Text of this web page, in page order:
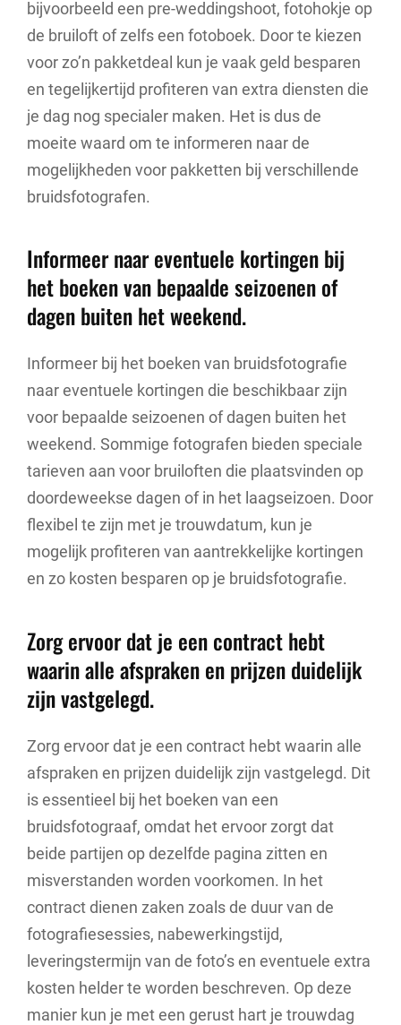
bijvoorbeeld een pre-weddingshoot, fotohokje op
de bruiloft of zelfs een fotoboek. Door te kiezen
voor zo’n pakketdeal kun je vaak geld besparen
en tegelijkertijd profiteren van extra diensten die
je dag nog specialer maken. Het is dus de
moeite waard om te informeren naar de
mogelijkheden voor pakketten bij verschillende
bruidsfotografen.
Informeer naar eventuele kortingen bij
het boeken van bepaalde seizoenen of
dagen buiten het weekend.
Informeer bij het boeken van bruidsfotografie
naar eventuele kortingen die beschikbaar zijn
voor bepaalde seizoenen of dagen buiten het
weekend. Sommige fotografen bieden speciale
tarieven aan voor bruiloften die plaatsvinden op
doordeweekse dagen of in het laagseizoen. Door
flexibel te zijn met je trouwdatum, kun je
mogelijk profiteren van aantrekkelijke kortingen
en zo kosten besparen op je bruidsfotografie.
Zorg ervoor dat je een contract hebt
waarin alle afspraken en prijzen duidelijk
zijn vastgelegd.
Zorg ervoor dat je een contract hebt waarin alle
afspraken en prijzen duidelijk zijn vastgelegd. Dit
is essentieel bij het boeken van een
bruidsfotograaf, omdat het ervoor zorgt dat
beide partijen op dezelfde pagina zitten en
misverstanden worden voorkomen. In het
contract dienen zaken zoals de duur van de
fotografiesessies, nabewerkingstijd,
leveringstermijn van de foto’s en eventuele extra
kosten helder te worden beschreven. Op deze
manier kun je met een gerust hart je trouwdag